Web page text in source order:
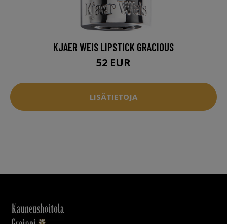
KJAER WEIS LIPSTICK GRACIOUS
52 EUR
LISÄTIETOJA